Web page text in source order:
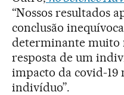
“Nossos resultados
conclusão
determinante muito
resposta de um
impacto da covid-19
indivíduo”.